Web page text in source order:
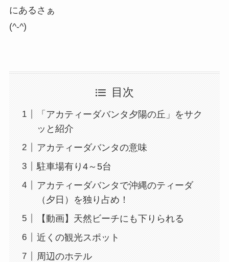
にあるさぁ
(^-^)
目次
「アカティーダバンタ夕陽の丘」をサク
ッと紹介
アカティーダバンタの意味
駐車場有り4～5台
アカティーダバンタで沖縄のティーダ
（夕日）を独り占め！
【動画】天然ビーチにも下りられる
近くの観光スポット
周辺のホテル